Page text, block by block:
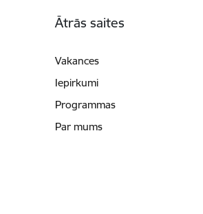
Ātrās saites
Vakances
Iepirkumi
Programmas
Par mums